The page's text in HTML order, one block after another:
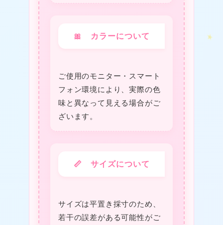
🎀 カラーについて
ご使用のモニター・スマート
フォン環境により、実際の色
味と異なって見える場合がご
ざいます。
📏 サイズについて
サイズは平置き採寸のため、
若干の誤差がある可能性がご